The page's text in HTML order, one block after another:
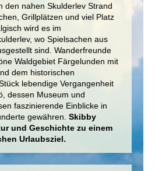
den nahen Skulderlev Strand
Grillplätzen und viel Platz
wird es im
wo Spielsachen aus
sind. Wanderfreunde
Waldgebiet Färgelunden mit
dem historischen
lebendige Vergangenheit
dessen Museum und
faszinierende Einblicke in
gewähren. Skibby
und Geschichte zu einem
Urlaubsziel.